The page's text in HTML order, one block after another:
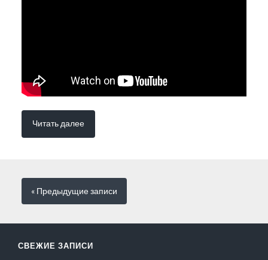
Читать далее
« Предыдущиезаписи
СВЕЖИЕ ЗАПИСИ